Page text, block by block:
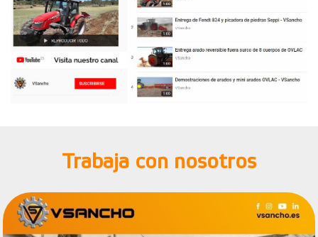
Trabaja con nosotros